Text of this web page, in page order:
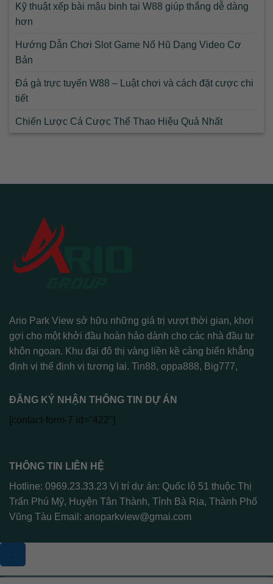
Kỹ thuật xếp bài mậu binh tại W88 giúp thắng dễ dàng
hơn
Hướng Dẫn Chơi Slot Game Nổ Hũ Dạng Video Cơ
Bản
Đá gà trực tuyến W88 – Luật chơi và cách đặt cược chi
tiết
Chiến Lược Cá Cược Thể Thao Hiệu Quả Nhất
Ario Park View sở hữu những giá trị vượt thời gian, khơi
gợi cho một khởi đầu hoàn hảo dành cho các nhà đầu tư
khôn ngoan. Khu đại đô thị vàng liền kề cảng biển khẳng
định vị thế định vị tương lai. Tin88, oppa888, Big777,
ĐĂNG KÝ NHẬN THÔNG TIN DỰ ÁN
[contact-form-7 id="422"]
THÔNG TIN LIÊN HỆ
Hotline: 0969.23.33.23 Vị trí dự án: Quốc lộ 51 thuộc Thị
Trấn Phú Mỹ, Huyện Tân Thành, Tỉnh Bà Rịa, Thành Phố
Vũng Tàu Email: arioparkview@gmai.com
.